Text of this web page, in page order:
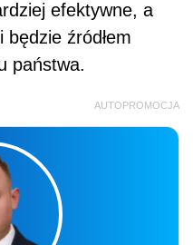
efektywne, a
będzie źródłem
państwa.
AUTOPROMOCJA